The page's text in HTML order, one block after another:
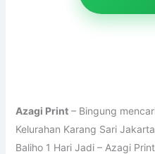
Azagi Print– Bingung
Kelurahan Karang Sari
Baliho 1 Hari Jadi – Azagi